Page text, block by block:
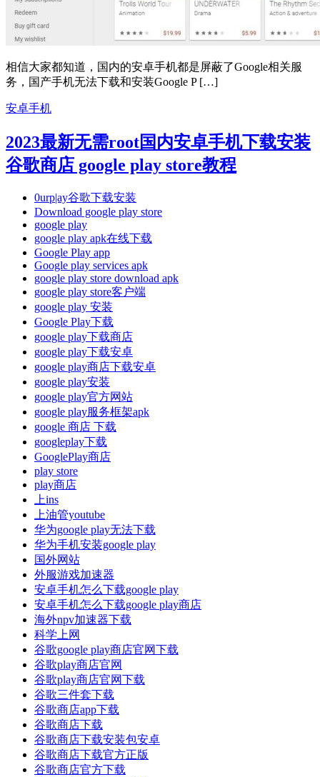
相信大家都知道，国内的安卓手机都是屏蔽了Google相关服
务，国产手机无法下载和安装Google P […]
安卓手机
2023最新无需root国内安卓手机下载安装
谷歌商店 google play store教程
0urp|ay谷歌下载安装
Download google play store
google play
google play apk在线下载
Google Play app
Google play services apk
google play store download apk
google play store客户端
google play 安装
Google Play下载
google play下载商店
google play下载安卓
google play商店下载安卓
google play安装
google play官方网站
google play服务框架apk
google 商店 下载
googleplay下载
GooglePlay商店
play store
play商店
上ins
上油管youtube
华为google play无法下载
华为手机安装google play
国外网站
外服游戏加速器
安卓手机怎么下载google play
安卓手机怎么下载google play商店
海外npv加速器下载
科学上网
谷歌google play商店官网下载
谷歌play商店官网
谷歌play商店官网下载
谷歌三件套下载
谷歌商店app下载
谷歌商店下载
谷歌商店下载安装包安卓
谷歌商店下载官方正版
谷歌商店官方下载